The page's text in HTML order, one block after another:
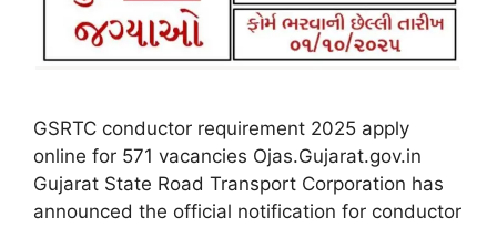
GSRTC conductor requirement 2025 apply
online for 571 vacancies Ojas.Gujarat.gov.in
Gujarat State Road Transport Corporation has
announced the official notification for conductor